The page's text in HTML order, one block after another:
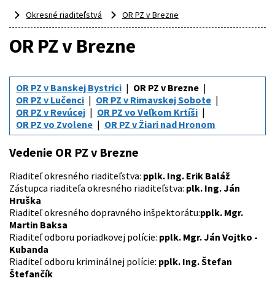
Okresné riaditeľstvá
OR PZ v Brezne
OR PZ v Brezne
OR PZ v Banskej Bystrici
OR PZ v Brezne
OR PZ v Lučenci
OR PZ v Rimavskej Sobote
OR PZ v Revúcej
OR PZ vo Veľkom Krtíši
OR PZ vo Zvolene
OR PZ v Žiari nad Hronom
Vedenie OR PZ v Brezne
Riaditeľ okresného riaditeľstva: pplk. Ing. Erik Baláž
Zástupca riaditeľa okresného riaditeľstva: plk. Ing. Ján
Hruška
Riaditeľ okresného dopravného inšpektorátu:pplk. Mgr.
Martin Baksa
Riaditeľ odboru poriadkovej polície: pplk. Mgr. Ján Vojtko -
Kubanda
Riaditeľ odboru kriminálnej polície: pplk. Ing. Štefan
Štefančík